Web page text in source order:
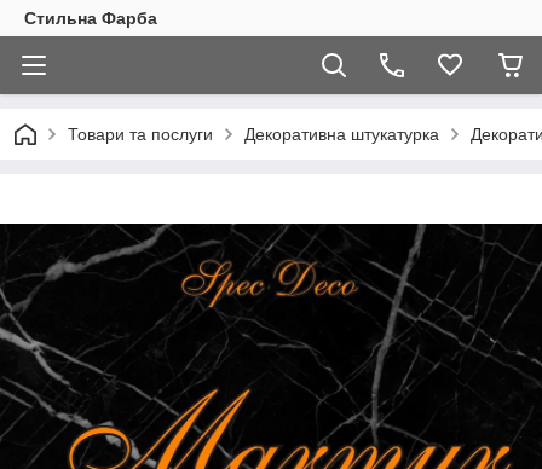
Стильна Фарба
Товари та послуги Декоративна штукатурка